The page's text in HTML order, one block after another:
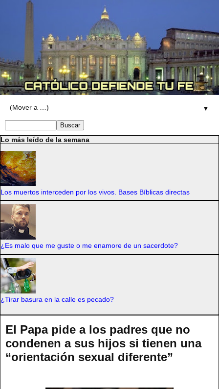
▼
Lo más leído de la semana
Los muertos interceden por los vivos. Bases Bíblicas directas
¿Es malo que me guste o me enamore de un sacerdote?
¿Tirar basura en la calle es pecado?
El Papa pide a los padres que no
condenen a sus hijos si tienen una
“orientación sexual diferente”